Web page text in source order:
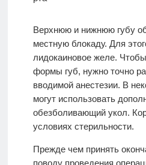
Верхнюю и нижнюю губу
местную блокаду. Для
лидокаиновое желе.
формы губ, нужно точно
вводимой анестезии. В
могут использовать
обезболивающий укол.
условиях стерильности.
Прежде чем принять